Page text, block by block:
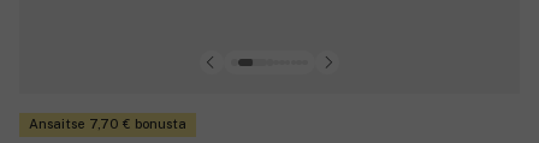
Ansaitse 7,70 € bonusta